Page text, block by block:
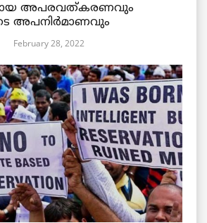
അപരവത്കരണവും
അപനിർമാണവും
February 28, 2022